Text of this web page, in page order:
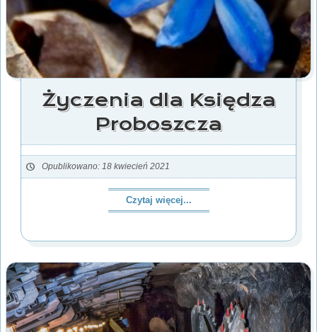
Życzenia dla Księdza
Proboszcza
Opublikowano: 18 kwiecień 2021
Czytaj więcej...